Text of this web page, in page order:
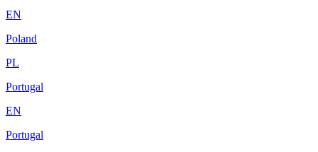
EN
Poland
PL
Portugal
EN
Portugal